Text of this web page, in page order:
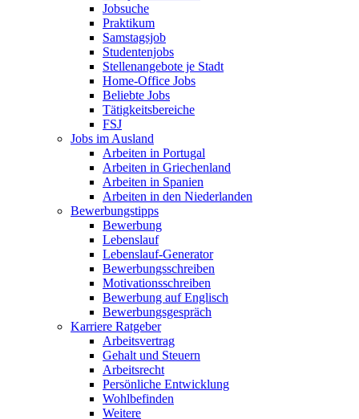
Jobsuche
Praktikum
Samstagsjob
Studentenjobs
Stellenangebote je Stadt
Home-Office Jobs
Beliebte Jobs
Tätigkeitsbereiche
FSJ
Jobs im Ausland
Arbeiten in Portugal
Arbeiten in Griechenland
Arbeiten in Spanien
Arbeiten in den Niederlanden
Bewerbungstipps
Bewerbung
Lebenslauf
Lebenslauf-Generator
Bewerbungsschreiben
Motivationsschreiben
Bewerbung auf Englisch
Bewerbungsgespräch
Karriere Ratgeber
Arbeitsvertrag
Gehalt und Steuern
Arbeitsrecht
Persönliche Entwicklung
Wohlbefinden
Weitere